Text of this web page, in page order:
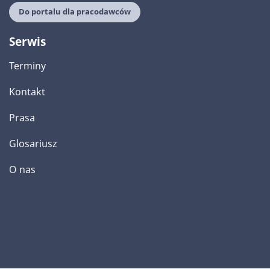
Do portalu dla pracodawców
Serwis
Terminy
Kontakt
Prasa
Glosariusz
O nas